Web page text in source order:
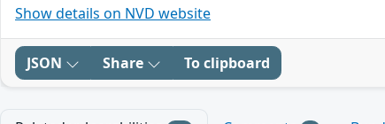
Show details on NVD website
JSON Share To clipboard